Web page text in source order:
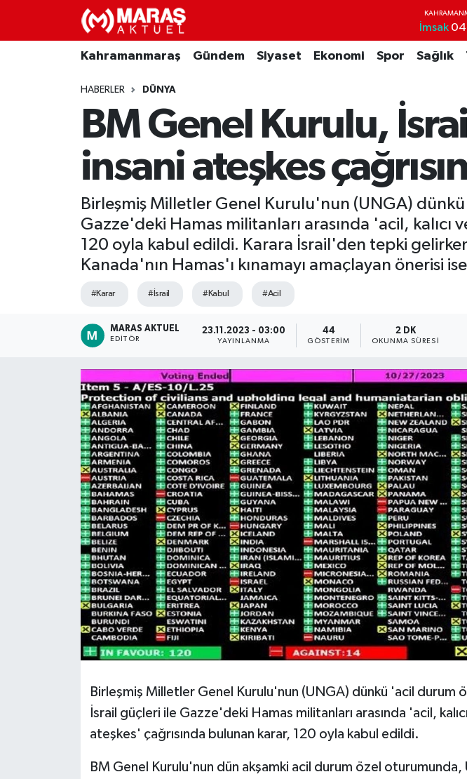
İmsak
Kahramanmaraş Gündem Siyaset Ekonomi Spor Sağlık
HABERLER DÜNYA
BM Genel Kurulu,
insani ateşkes
Birleşmiş Milletler Genel Kurulu'nun (UNGA)
Gazze'deki Hamas militanları arasında 'acil, kalıcı
120 oyla kabul edildi. Karara İsrail'den tepki
Kanada'nın Hamas'ı kınamayı amaçlayan önerisi
#Karar #İsrail #Kabul #Acil
MARAS AKTUEL
EDITÖR
23.11.2023 - 03:00
YAYINLANMA
44
GÖSTERIM
2 DK
OKUNMA SÜRESI
Birleşmiş Milletler Genel Kurulu'nun (UNGA) dünkü 'acil durum
İsrail güçleri ile Gazze'deki Hamas militanları arasında 'acil,
ateşkes' çağrısında bulunan karar, 120 oyla kabul edildi.
BM Genel Kurulu'nun dün akşamki acil durum özel oturumunda,
Kahramanmaraş
Gündem
Ekonomi
Teknoloji
Nöbetçi Eczaneler
Hava Durumu
Namaz Vakitleri
Trafik Durumu
TFF 3.Lig 4.Grup Puan Durumu ve Fikstür
Tüm Manşetler
Son Dakika Haberleri